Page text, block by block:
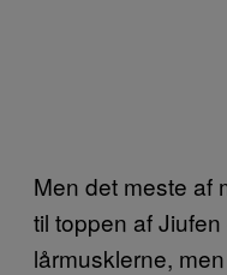
Men det meste af
til toppen af
lårmusklerne,